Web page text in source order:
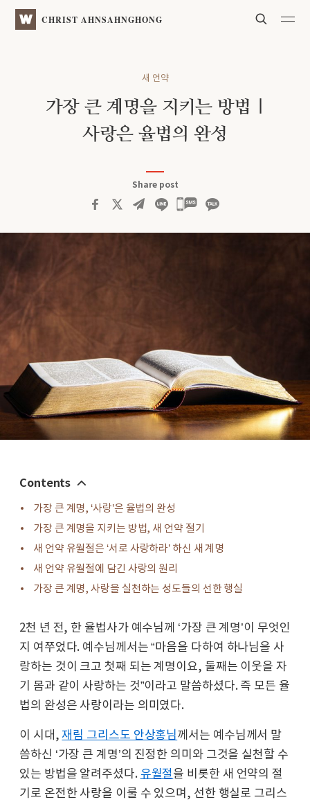
WATVCHRIST AHNSAHNGHONG Search
새 언약
가장 큰 계명을 지키는 방법
사랑은 율법의 완성
Share post
카카오톡
Contents
가장 큰 계명, ‘사랑’은 율법의 완성
가장 큰 계명을 지키는 방법, 새 언약 절기
새 언약 유월절은 ‘서로 사랑하라’ 하신 새 계명
새 언약 유월절에 담긴 사랑의 원리
가장 큰 계명, 사랑을 실천하는 성도들의 선한 행실
2천 년 전, 한 율법사가 예수님께 ‘가장 큰 계명’이 무엇인
지 여쭈었다. 예수님께서는 “마음을 다하여 하나님을 사
랑하는 것이 크고 첫째 되는 계명이요, 둘째는 이웃을 자
기 몸과 같이 사랑하는 것”이라고 말씀하셨다. 즉 모든 율
법의 완성은 사랑이라는 의미였다.
이 시대,재림 그리스도 안상홍님께서는 예수님께서 말
씀하신 ‘가장 큰 계명’의 진정한 의미와 그것을 실천할 수
있는 방법을 알려주셨다. 유월절 을 비롯한 새 언약의 절
기로 온전한 사랑을 이룰 수 있으며, 선한 행실로 그리스